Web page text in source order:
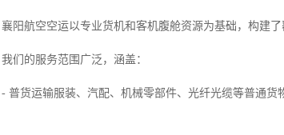
襄阳航空空运以专业货机和客机腹舱资源为基础，构建
我们的服务范围广泛，涵盖：
- 普货运输服装、汽配、机械零部件、光纤光缆等普通货